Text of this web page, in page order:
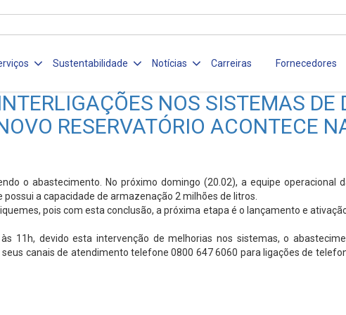
Sustentabilidade Notícias Carreiras Fornecedores
NOS SISTEMAS DE
RESERVATÓRIO ACONTECE
o abastecimento. No próximo domingo (20.02), a equipe
a capacidade de armazenação 2 milhões de litros.
pois com esta conclusão, a próxima etapa é o lançamento e
11h, devido esta intervenção de melhorias nos sistemas, o
canais de atendimento telefone 0800 647 6060 para ligações de